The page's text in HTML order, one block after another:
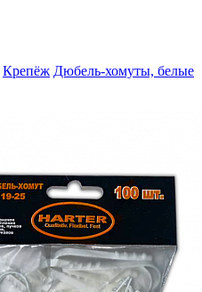
Крепёж Дюбель-хомуты, белые